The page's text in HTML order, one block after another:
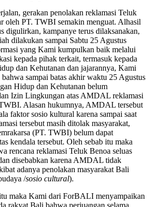
gerakan penolakan reklamasi Teluk
oleh PT. TWBI semakin menguat. Alhasil
digulirkan, kampanye terus dilaksanakan,
dilakukan sampai Sabtu 25 Agustus
yang Kami kumpulkan baik melalui
kepada pihak terkait, termasuk kepada
dan Kehutanan dan jajarannya, Kami
sampai batas akhir waktu 25 Agustus
Hidup dan Kehutanan belum
Izin Lingkungan atas AMDAL reklamasi
Alasan hukumnya, AMDAL tersebut
faktor sosio kultural karena sampai saat
tersebut masih ditolak masyarakat,
(PT. TWBI) belum dapat
kendala tersebut. Oleh sebab itu maka
rencana reklamasi Teluk Benoa seluas
disebabkan karena AMDAL tidak
adanya penolakan masyarakat Bali
/sosio cultural).
maka Kami dari ForBALI menyampaikan
rakyat Bali bahwa perjuangan selama